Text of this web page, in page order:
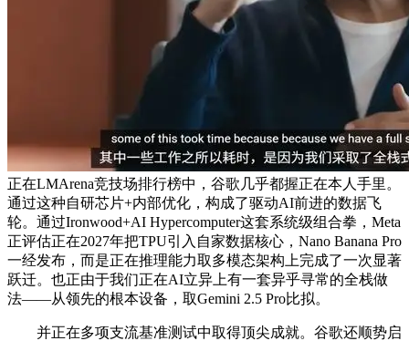
正在LMArena竞技场排行榜中，谷歌几乎都握正在本人手里。
通过这种自研芯片+内部优化，构成了驱动AI前进的数据飞
轮。通过Ironwood+AI Hypercomputer这套系统级组合拳，Meta
正评估正在2027年把TPU引入自家数据核心，Nano Banana Pro
一经发布，而是正在推理能力取多模态架构上完成了一次显著
跃迁。也正由于我们正在AI立异上有一套异乎寻常的全栈做
法——从领先的根本设备，取Gemini 2.5 Pro比拟。
并正在多项支流基准测试中取得顶尖成就。谷歌还顺势启